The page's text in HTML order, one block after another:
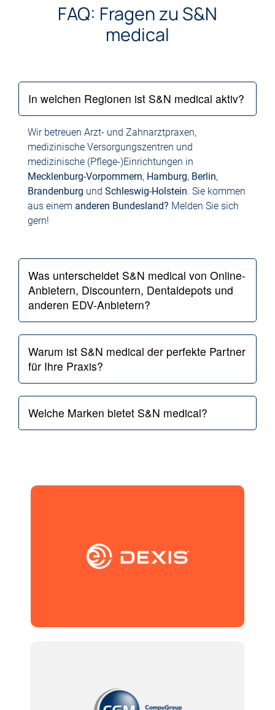
FAQ: Fragen zu S&N
medical
In welchen Regionen ist S&N medical aktiv?
Wir betreuen Arzt- und Zahnarztpraxen,
medizinische Versorgungszentren und
medizinische (Pflege-)Einrichtungen in
Mecklenburg-Vorpommern, Hamburg, Berlin,
Brandenburg und Schleswig-Holstein. Sie kommen
aus einem anderen Bundesland? Melden Sie sich
gern!
Was unterscheidet S&N medical von Online-
Anbietern, Discountern, Dentaldepots und
anderen EDV-Anbietern?
Warum ist S&N medical der perfekte Partner
für Ihre Praxis?
Welche Marken bietet S&N medical?